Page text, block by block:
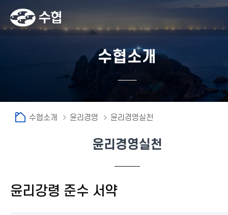
수협소개
수협소개 윤리경영 윤리경영실천
윤리경영실천
fnctId=sitemenu,menuViewType=tab
윤리강령 준수 서약